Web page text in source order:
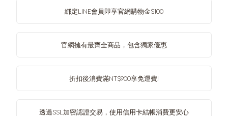
綁定LINE會員即享官網購物金$100
官網擁有最齊全商品，包含獨家優惠
折扣後消費滿NT$900享免運費!
透過SSL加密認證交易，使用信用卡結帳消費更安心